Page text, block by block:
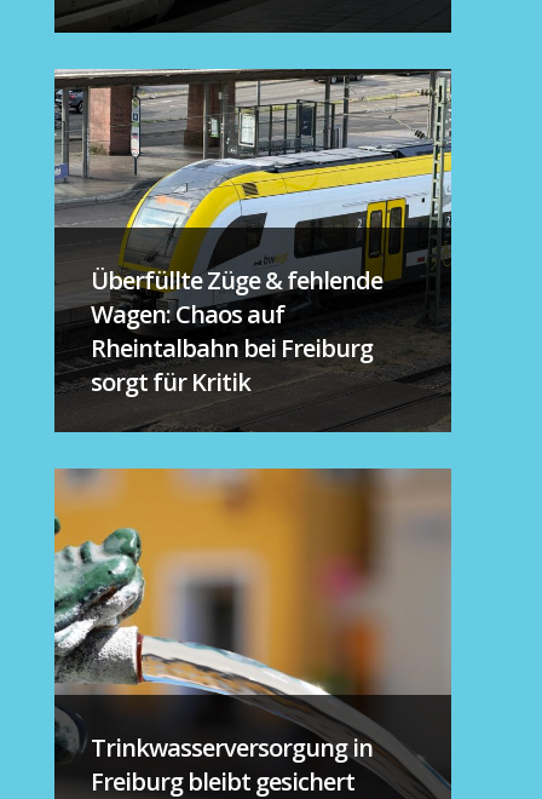
Überfüllte Züge & fehlende
Wagen: Chaos auf
Rheintalbahn bei Freiburg
sorgt für Kritik
Trinkwasserversorgung in
Freiburg bleibt gesichert